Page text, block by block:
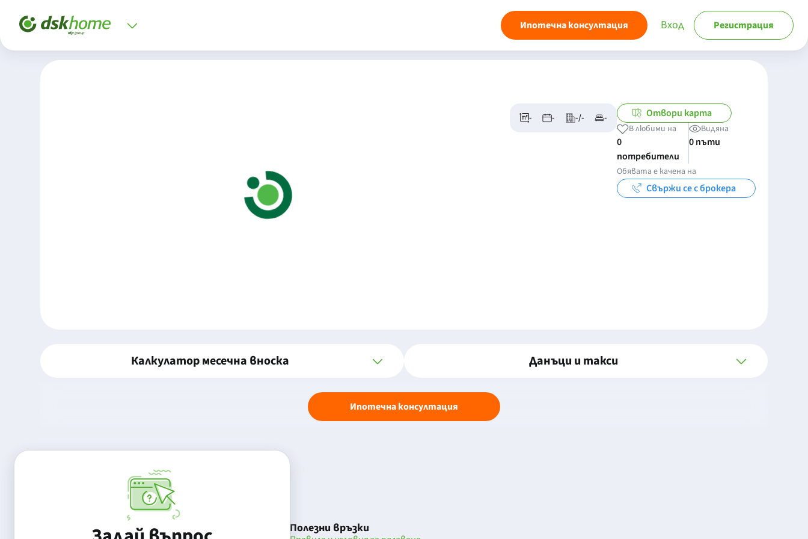
Ипотечна консултация Вход Регистрация
- - -/- - Отвори карта
В любими на
0
потребители
Видяна
0 пъти
Обявата е качена на
Свържи се с брокера
Калкулатор месечна вноска Данъци и такси
Ипотечна консултация
Полезни връзки